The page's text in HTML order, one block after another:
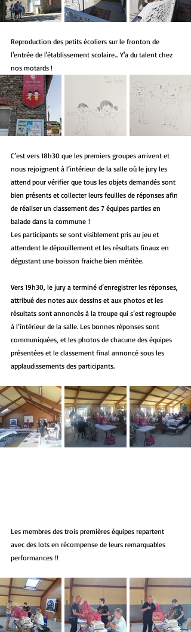
Reproduction des petits écoliers sur le fronton de
l'entrée de l'établissement scolaire... Y'a du talent chez
nos motards !
C’est vers 18h30 que les premiers groupes arrivent et
nous rejoignent à l’intérieur de la salle où le jury les
attend pour vérifier que tous les objets demandés sont
bien présents et collecter leurs feuilles de réponses afin
de réaliser un classement des 7 équipes parties en
balade dans la commune !
Les participants se sont visiblement pris au jeu et
attendent le dépouillement et les résultats finaux en
dégustant une boisson fraiche bien méritée.
Vers 19h30, le jury a terminé d’enregistrer les réponses,
attribué des notes aux dessins et aux photos et les
résultats sont annoncés à la troupe qui s’est regroupée
à l’intérieur de la salle. Les bonnes réponses sont
communiquées, et les photos de chacune des équipes
présentées et le classement final annoncé sous les
applaudissements des participants.
Les membres des trois premières équipes repartent
avec des lots en récompense de leurs remarquables
performances !!